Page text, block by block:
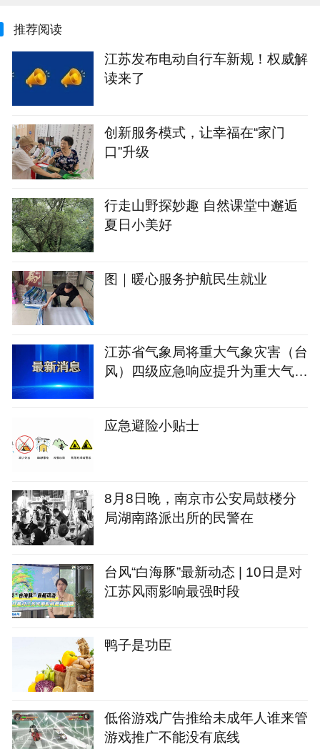
推荐阅读
江苏发布电动自行车新规！权威解
读来了
创新服务模式，让幸福在“家门
口”升级
行走山野探妙趣 自然课堂中邂逅
夏日小美好
图｜暖心服务护航民生就业
江苏省气象局将重大气象灾害（台
风）四级应急响应提升为重大气象
应急避险小贴士
8月8日晚，南京市公安局鼓楼分
局湖南路派出所的民警在
台风“白海豚”最新动态 | 10日是对
江苏风雨影响最强时段
鸭子是功臣
‌低俗游戏广告推给未成年人谁来管‌
游戏推广不能没有底线‌‌